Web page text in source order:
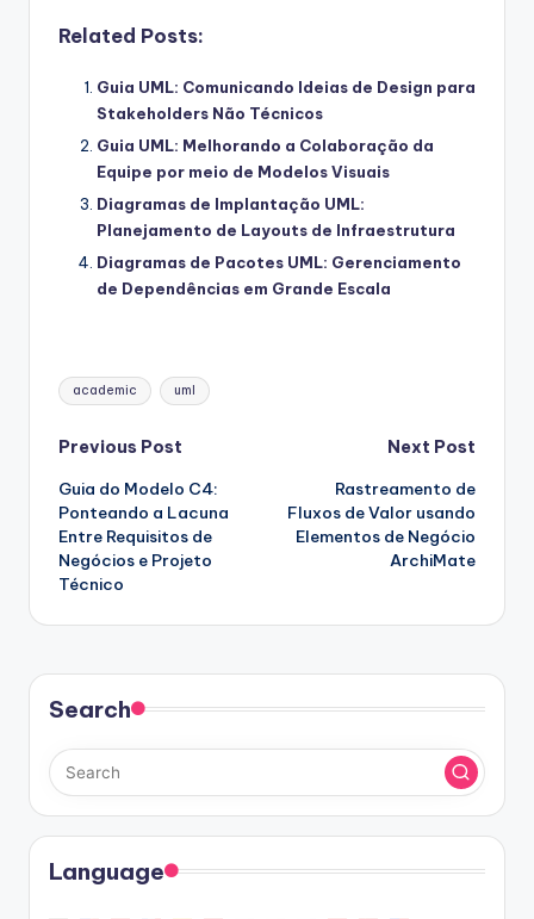
Related Posts:
Guia UML: Comunicando Ideias de Design para
Stakeholders Não Técnicos
Guia UML: Melhorando a Colaboração da
Equipe por meio de Modelos Visuais
Diagramas de Implantação UML:
Planejamento de Layouts de Infraestrutura
Diagramas de Pacotes UML: Gerenciamento
de Dependências em Grande Escala
Tags:
academic uml
Post
navigation
Previous Post
Guia do Modelo C4:
Ponteando a Lacuna
Entre Requisitos de
Negócios e Projeto
Técnico
Next Post
Rastreamento de
Fluxos de Valor usando
Elementos de Negócio
ArchiMate
Search
Language